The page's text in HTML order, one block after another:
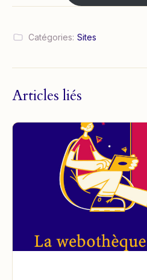
Catégories: Sites
Articles liés